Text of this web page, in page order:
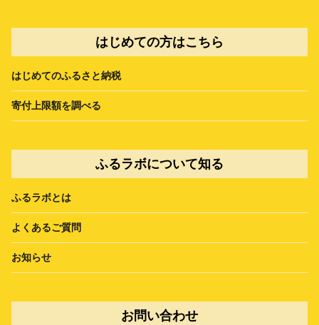
はじめての方はこちら
はじめてのふるさと納税
寄付上限額を調べる
ふるラボについて知る
ふるラボとは
よくあるご質問
お知らせ
お問い合わせ